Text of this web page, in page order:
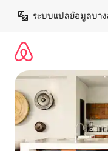
เนื้อหา
ระบบแปลข้อมูลบา